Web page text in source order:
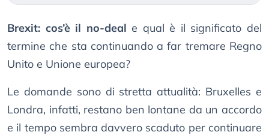
Brexit: cos’è il no-deal e qual è il significato del
termine che sta continuando a far tremare Regno
Unito e Unione europea?
Le domande sono di stretta attualità: Bruxelles e
Londra, infatti, restano ben lontane da un accordo
e il tempo sembra davvero scaduto per continuare